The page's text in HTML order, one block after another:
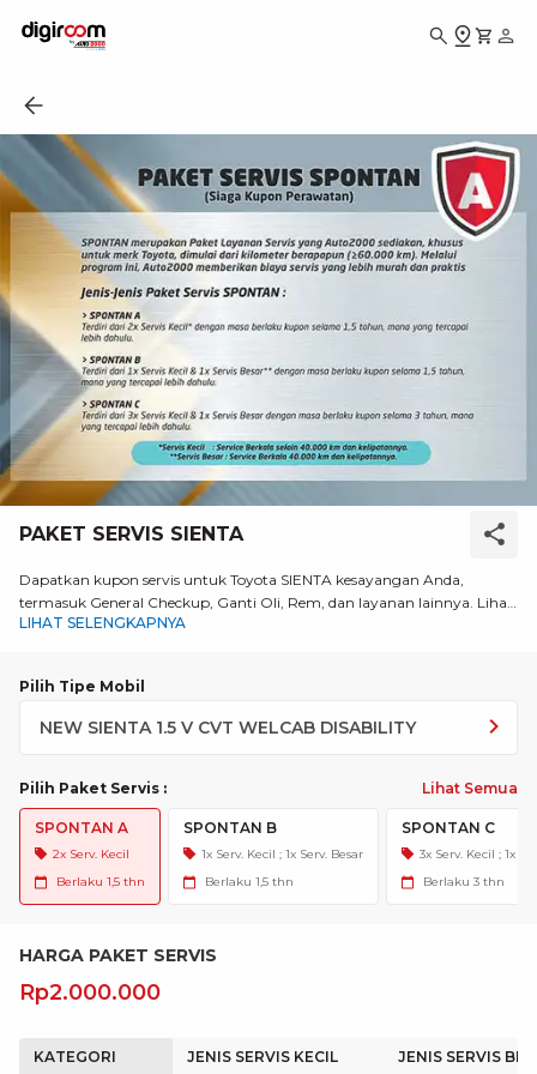
PAKET SERVIS SIENTA
Dapatkan kupon servis untuk Toyota SIENTA kesayangan Anda,
termasuk General Checkup, Ganti Oli, Rem, dan layanan lainnya. Lihat
selengkapnya!
LIHAT SELENGKAPNYA
Pilih Tipe Mobil
Pilih Paket Servis : Lihat Semua
SPONTAN A
2x Serv. Kecil
Berlaku 1,5 thn
SPONTAN B
1x Serv. Kecil ; 1x Serv. Besar
Berlaku 1,5 thn
SPONTAN C
3x Serv. Kecil ; 1x
Berlaku 3 thn
HARGA PAKET SERVIS
Rp2.000.000
KATEGORI JENIS SERVIS KECIL JENIS SERVIS